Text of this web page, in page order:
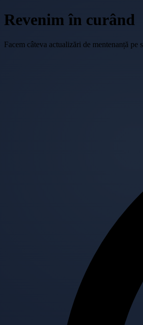
Revenim în curând
Facem câteva actualizări de mentenanță